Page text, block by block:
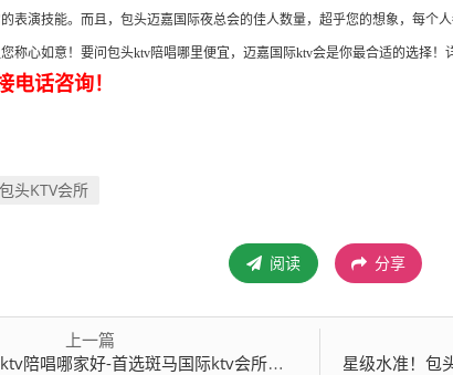
表演技能。而且，包头迈嘉国际夜总会的佳人数量，超乎您的想象，每个
称心如意！要问包头ktv陪唱哪里便宜，迈嘉国际ktv会是你最合适的选择！
电话咨询！
包头KTV会所
阅读 分享
上一篇
唱哪家好-首选斑马国际ktv会所消费行情推荐 星级水准！包头哪